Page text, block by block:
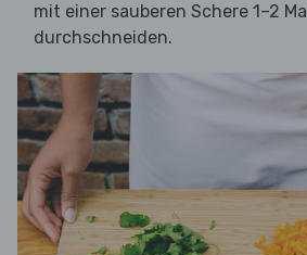
mit einer sauberen Schere 1–2 Mal
durchschneiden.